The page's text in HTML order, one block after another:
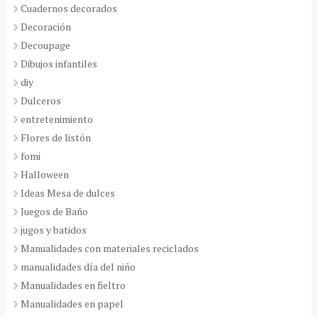
Cuadernos decorados
Decoración
Decoupage
Dibujos infantiles
diy
Dulceros
entretenimiento
Flores de listón
fomi
Halloween
Ideas Mesa de dulces
Juegos de Baño
jugos y batidos
Manualidades con materiales reciclados
manualidades día del niño
Manualidades en fieltro
Manualidades en papel